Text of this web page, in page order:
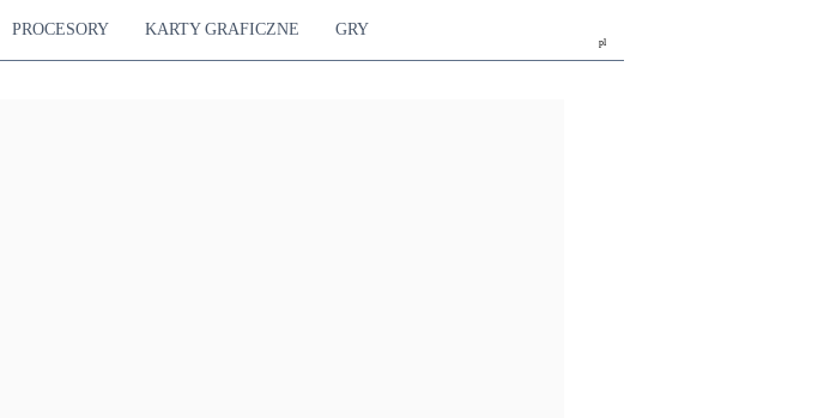
pl
PROCESORY KARTY GRAFICZNE GRY